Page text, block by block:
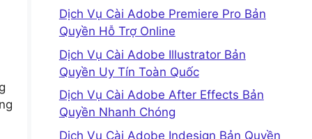
Dịch Vụ Cài Adobe Premiere Pro Bản
Quyền Hỗ Trợ Online
Dịch Vụ Cài Adobe Illustrator Bản
Quyền Uy Tín Toàn Quốc
Dịch Vụ Cài Adobe After Effects Bản
Quyền Nhanh Chóng
Dịch Vụ Cài Adobe Indesign Bản Quyền